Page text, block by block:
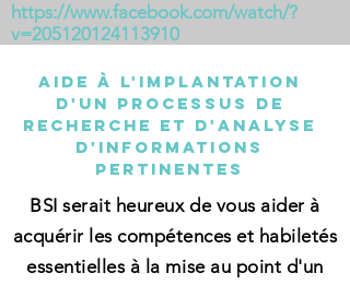
https://www.facebook.com/watch/?
v=205120124113910
aide à l'implantation
d'un processus de
recherche et d'analyse
d'informations
pertinentes
BSI serait heureux de vous aider à
acquérir les compétences et habiletés
essentielles à la mise au point d'un